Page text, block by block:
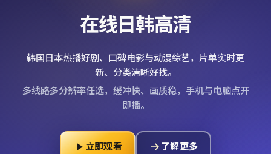
在线日韩高清
韩国日本热播好剧、口碑电影与动漫综艺，片单实时更
新、分类清晰好找。
多线路多分辨率任选，缓冲快、画质稳，手机与电脑点开
即播。
立即观看 了解更多